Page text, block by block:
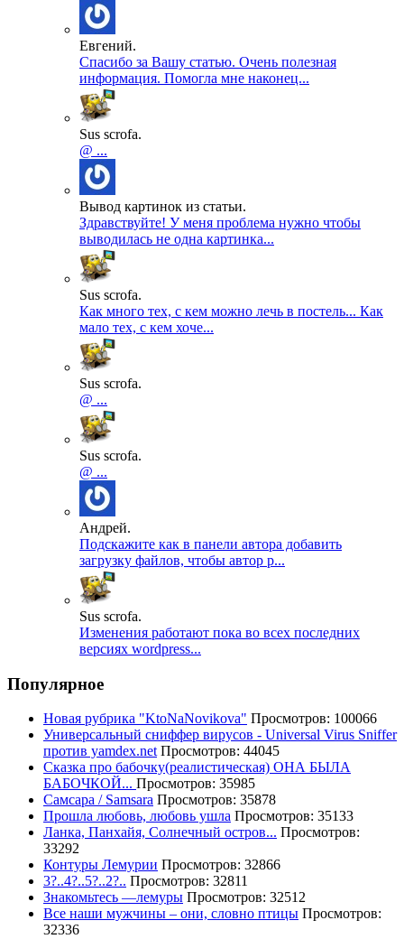
Евгений.
Спасибо за Вашу статью. Очень полезная
информация. Помогла мне наконец...
Sus scrofa.
@ ...
Вывод картинок из статьи.
Здравствуйте! У меня проблема нужно чтобы
выводилась не одна картинка...
Sus scrofa.
Как много тех, с кем можно лечь в постель... Как
мало тех, с кем хоче...
Sus scrofa.
@ ...
Sus scrofa.
@ ...
Андрей.
Подскажите как в панели автора добавить
загрузку файлов, чтобы автор р...
Sus scrofa.
Изменения работают пока во всех последних
версиях wordpress...
Популярное
Новая рубрика "KtoNaNovikova" Просмотров: 100066
Универсальный сниффер вирусов - Universal Virus Sniffer
против yamdex.net Просмотров: 44045
Сказка про бабочку(реалистическая) ОНА БЫЛА
БАБОЧКОЙ... Просмотров: 35985
Самсара / Samsara Просмотров: 35878
Прошла любовь, любовь ушла Просмотров: 35133
Ланка, Панхайя, Солнечный остров... Просмотров:
33292
Контуры Лемурии Просмотров: 32866
3?..4?..5?..2?.. Просмотров: 32811
Знакомьтесь —лемуры Просмотров: 32512
Все наши мужчины – они, словно птицы Просмотров:
32336